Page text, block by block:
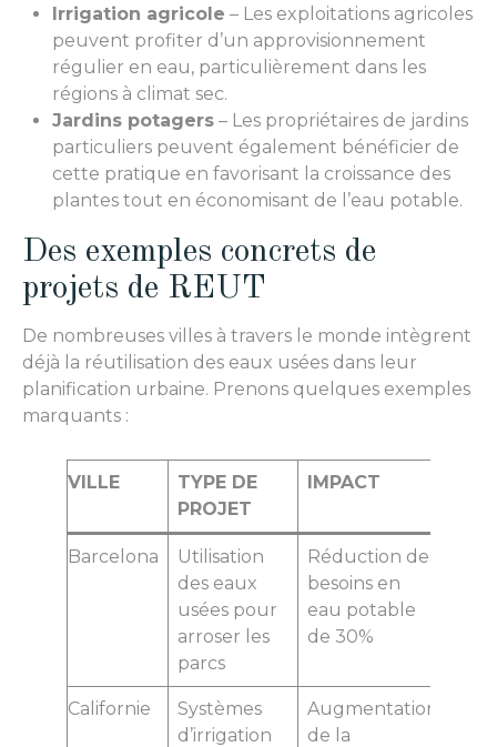
Irrigation agricole – Les exploitations agricoles
peuvent profiter d’un approvisionnement
régulier en eau, particulièrement dans les
régions à climat sec.
Jardins potagers – Les propriétaires de jardins
particuliers peuvent également bénéficier de
cette pratique en favorisant la croissance des
plantes tout en économisant de l’eau potable.
Des exemples concrets de
projets de REUT
De nombreuses villes à travers le monde intègrent
déjà la réutilisation des eaux usées dans leur
planification urbaine. Prenons quelques exemples
marquants :
VILLE
TYPE DE
PROJET
IMPACT
Barcelona
Utilisation
des eaux
usées pour
arroser les
parcs
Réduction des
besoins en
eau potable
de 30%
Californie
Systèmes
d’irrigation
Augmentation
de la